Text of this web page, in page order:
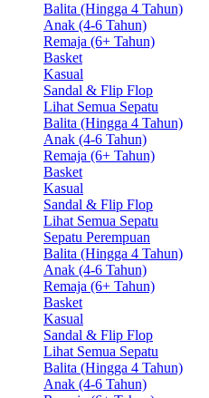
Balita (Hingga 4 Tahun)
Anak (4-6 Tahun)
Remaja (6+ Tahun)
Basket
Kasual
Sandal & Flip Flop
Lihat Semua Sepatu
Balita (Hingga 4 Tahun)
Anak (4-6 Tahun)
Remaja (6+ Tahun)
Basket
Kasual
Sandal & Flip Flop
Lihat Semua Sepatu
Sepatu Perempuan
Balita (Hingga 4 Tahun)
Anak (4-6 Tahun)
Remaja (6+ Tahun)
Basket
Kasual
Sandal & Flip Flop
Lihat Semua Sepatu
Balita (Hingga 4 Tahun)
Anak (4-6 Tahun)